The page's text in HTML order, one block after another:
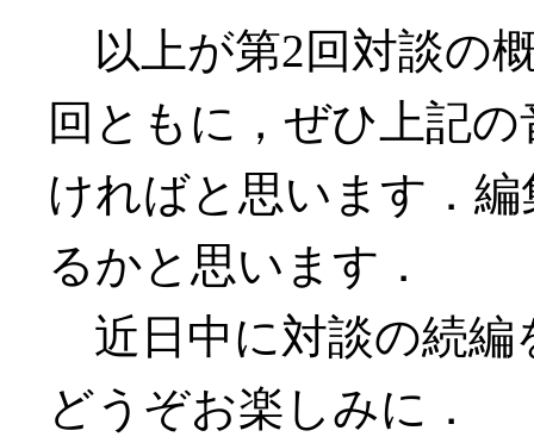
以上が第2回対談の
回ともに，ぜひ上記
ければと思います．
るかと思います．
近日中に対談の続編
どうぞお楽しみに．